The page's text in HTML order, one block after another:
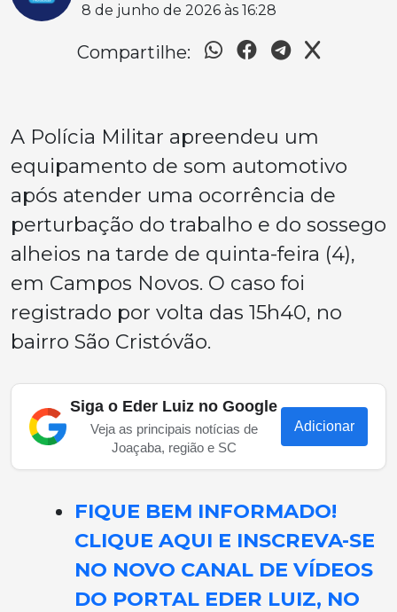
8 de junho de 2026 às 16:28
Compartilhe:
A Polícia Militar apreendeu um
equipamento de som automotivo
após atender uma ocorrência de
perturbação do trabalho e do sossego
alheios na tarde de quinta-feira (4),
em Campos Novos. O caso foi
registrado por volta das 15h40, no
bairro São Cristóvão.
Siga o Eder Luiz no Google
Veja as principais notícias de
Joaçaba, região e SC
Adicionar
FIQUE BEM INFORMADO!
CLIQUE AQUI E INSCREVA-SE
NO NOVO CANAL DE VÍDEOS
DO PORTAL EDER LUIZ, NO